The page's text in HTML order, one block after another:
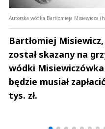
Autorska wódka Bartłomieja Misiewicza
Bartłomiej
został skazany na
wódki
będzie musiał
tys. zł.